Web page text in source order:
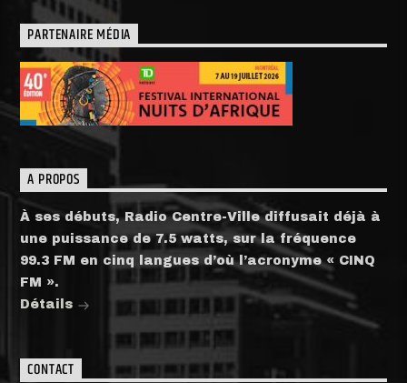
PARTENAIRE MÉDIA
A PROPOS
À ses débuts, Radio Centre-Ville diffusait déjà à
une puissance de 7.5 watts, sur la fréquence
99.3 FM en cinq langues d’où l’acronyme « CINQ
FM ».
Détails
CONTACT